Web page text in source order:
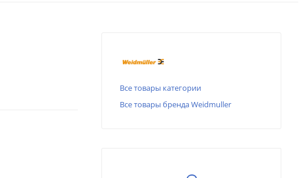
Все товары категории
Все товары бренда Weidmuller